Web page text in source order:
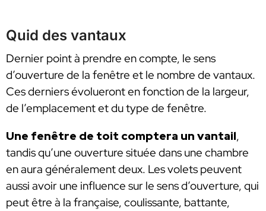
Quid des vantaux
Dernier point à prendre en compte, le sens
d’ouverture de la fenêtre et le nombre de vantaux.
Ces derniers évolueront en fonction de la largeur,
de l’emplacement et du type de fenêtre.
Une fenêtre de toit comptera un vantail,
tandis qu’une ouverture située dans une chambre
en aura généralement deux. Les volets peuvent
aussi avoir une influence sur le sens d’ouverture, qui
peut être à la française, coulissante, battante,